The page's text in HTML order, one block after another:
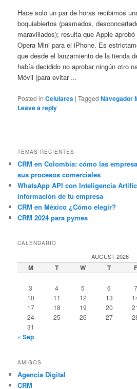
Hace solo un par de horas recibimos
boquiabiertos (pasmados,
maravillados); resulta que Apple
Opera Mini para el iPhone. Es
que desde el lanzamiento de la tienda
había decidido no aprobar ningún otro
Móvil (para evitar ...
Posted in Celulares |Tagged Navegador
Leave a reply
TEMAS RECIENTES
CRM en Colombia: cómo las
sus procesos comerciales
WhatsApp API con Inteligencia
información de tu empresa
CRM en México ¿Cómo elegir?
CRM 2024 para pymes
CALENDARIO
AUGUST 2026
M T W T F
3
4 5 6 7
10
11 12 13
17
18 19 20
24
25 26 27
31
« Sep
AMIGOS
Agencia Digital
CRM